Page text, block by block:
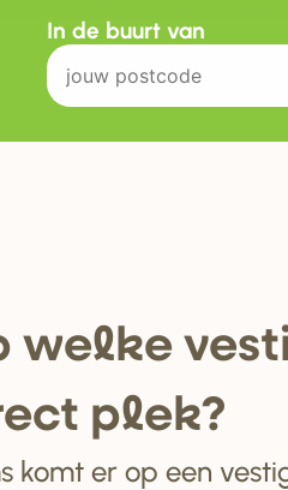
In de buurt van
welke ves
ect plek?
komt er op een